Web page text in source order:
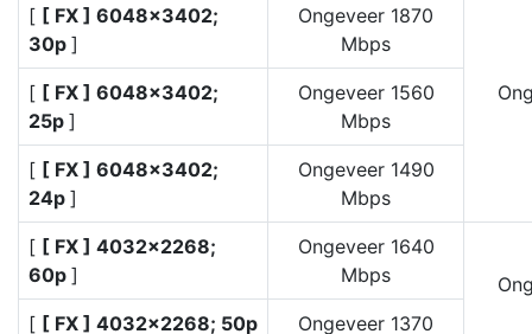
[ [ FX ] 6048×3402;
30p ]
Ongeveer 1870
Mbps
[ [ FX ] 6048×3402;
25p ]
Ongeveer 1560
Mbps
[ [ FX ] 6048×3402;
24p ]
Ongeveer 1490
Mbps
[ [ FX ] 4032×2268;
60p ]
Ongeveer 1640
Mbps
[ [ FX ] 4032×2268; 50p
Ongeveer 1370